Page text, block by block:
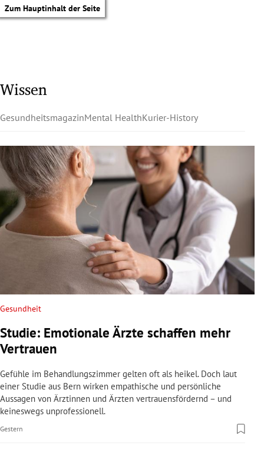
Zum Hauptinhalt der Seite
Untermenü
Untermenü
Untermenü
Untermenü
Untermenü
Wissen
GesundheitsmagazinMental HealthKurier-History
Gesundheit
Studie: Emotionale Ärzte schaffen mehr
Vertrauen
Gefühle im Behandlungszimmer gelten oft als heikel. Doch laut
einer Studie aus Bern wirken empathische und persönliche
Aussagen von Ärztinnen und Ärzten vertrauensfördernd – und
keineswegs unprofessionell.
Gestern